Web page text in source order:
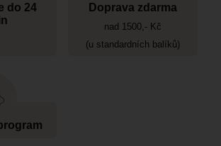
do 24
Doprava zdarma
nad 1500,- Kč
(u standardních balíků)